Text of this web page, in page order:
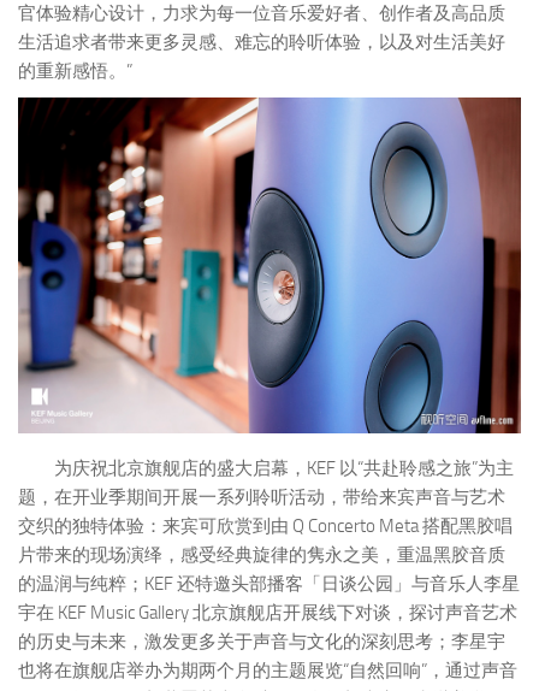
官体验精心设计，力求为每一位音乐爱好者、创作者及高品质
生活追求者带来更多灵感、难忘的聆听体验，以及对生活美好
的重新感悟。”
为庆祝北京旗舰店的盛大启幕，KEF 以“共赴聆感之旅”为主
题，在开业季期间开展一系列聆听活动，带给来宾声音与艺术
交织的独特体验：来宾可欣赏到由 Q Concerto Meta 搭配黑胶唱
片带来的现场演绎，感受经典旋律的隽永之美，重温黑胶音质
的温润与纯粹；KEF 还特邀头部播客「日谈公园」与音乐人李星
宇在 KEF Music Gallery 北京旗舰店开展线下对谈，探讨声音艺术
的历史与未来，激发更多关于声音与文化的深刻思考；李星宇
也将在旗舰店举办为期两个月的主题展览“自然回响”，通过声音